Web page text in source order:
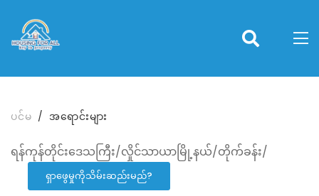
ပင်မ အရောင်းများ
ရန်ကုန်တိုင်းဒေသကြီး/လှိုင်သာယာမြို့နယ်/တိုက်ခန်း/
ရှာဖွေမှုကိုသိမ်းဆည်းမည်?